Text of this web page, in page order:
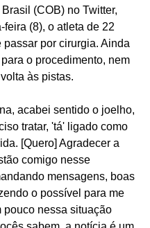
(COB) no Twitter,
feira (8), o atleta de 22
passar por cirurgia. Ainda
o procedimento, nem
às pistas.
acabei sentido o joelho,
tratar, 'tá' ligado como
[Quero] Agradecer a
comigo nesse
mensagens, boas
o possível para me
pouco nessa situação